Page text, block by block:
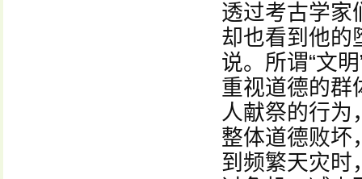
透过考古学家
却也看到他的
说。所谓“文
重视道德的群
人献祭的行为
整体道德败坏
到频繁天灾时